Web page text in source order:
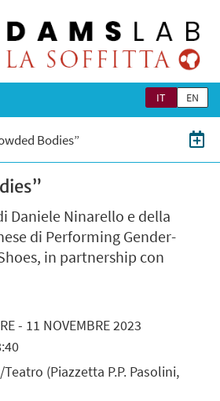
IT EN
Bodies”
Daniele Ninarello e della
di Performing Gender-
in partnership con
- 11 NOVEMBRE2023
Teatro (Piazzetta P.P. Pasolini,